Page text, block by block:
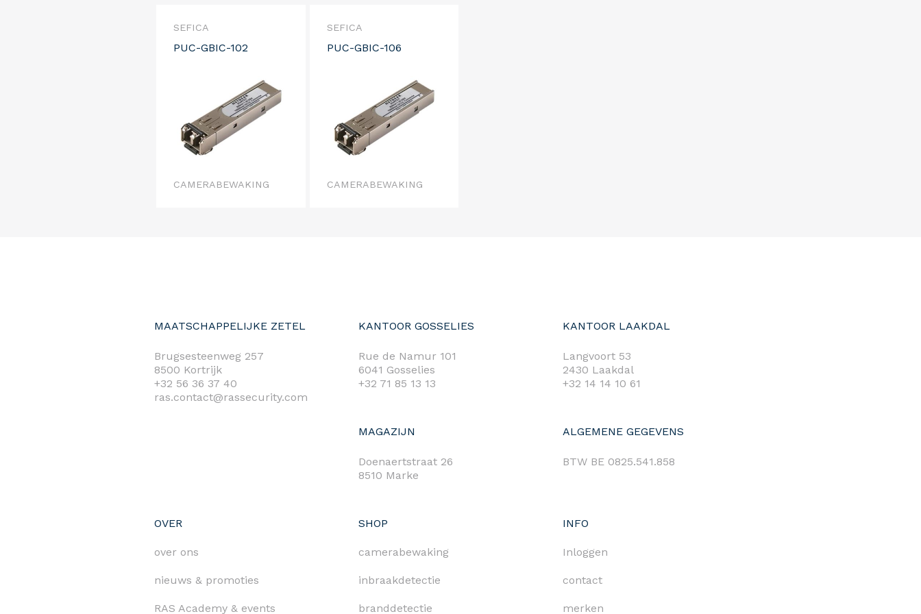
SEFICA
PUC-GBIC-102
CAMERABEWAKING
SEFICA
PUC-GBIC-106
CAMERABEWAKING
MAATSCHAPPELIJKE ZETEL
Brugsesteenweg 257
8500 Kortrijk
+32 56 36 37 40
ras.contact@rassecurity.com
KANTOOR GOSSELIES
Rue de Namur 101
6041 Gosselies
+32 71 85 13 13
KANTOOR LAAKDAL
Langvoort 53
2430 Laakdal
+32 14 14 10 61
MAGAZIJN
Doenaertstraat 26
8510 Marke
ALGEMENE GEGEVENS
BTW BE 0825.541.858
OVER
over ons
nieuws & promoties
RAS Academy & events
SHOP
camerabewaking
inbraakdetectie
branddetectie
INFO
Inloggen
contact
merken